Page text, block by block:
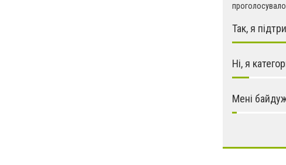
проголосувало
Так, я
Ні, я
Мені